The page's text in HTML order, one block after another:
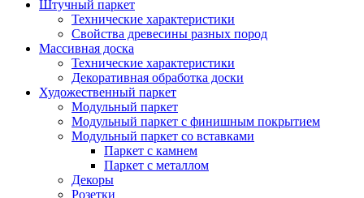
Штучный паркет
Технические характеристики
Свойства древесины разных пород
Массивная доска
Технические характеристики
Декоративная обработка доски
Художественный паркет
Модульный паркет
Модульный паркет с финишным покрытием
Модульный паркет со вставками
Паркет с камнем
Паркет с металлом
Декоры
Розетки